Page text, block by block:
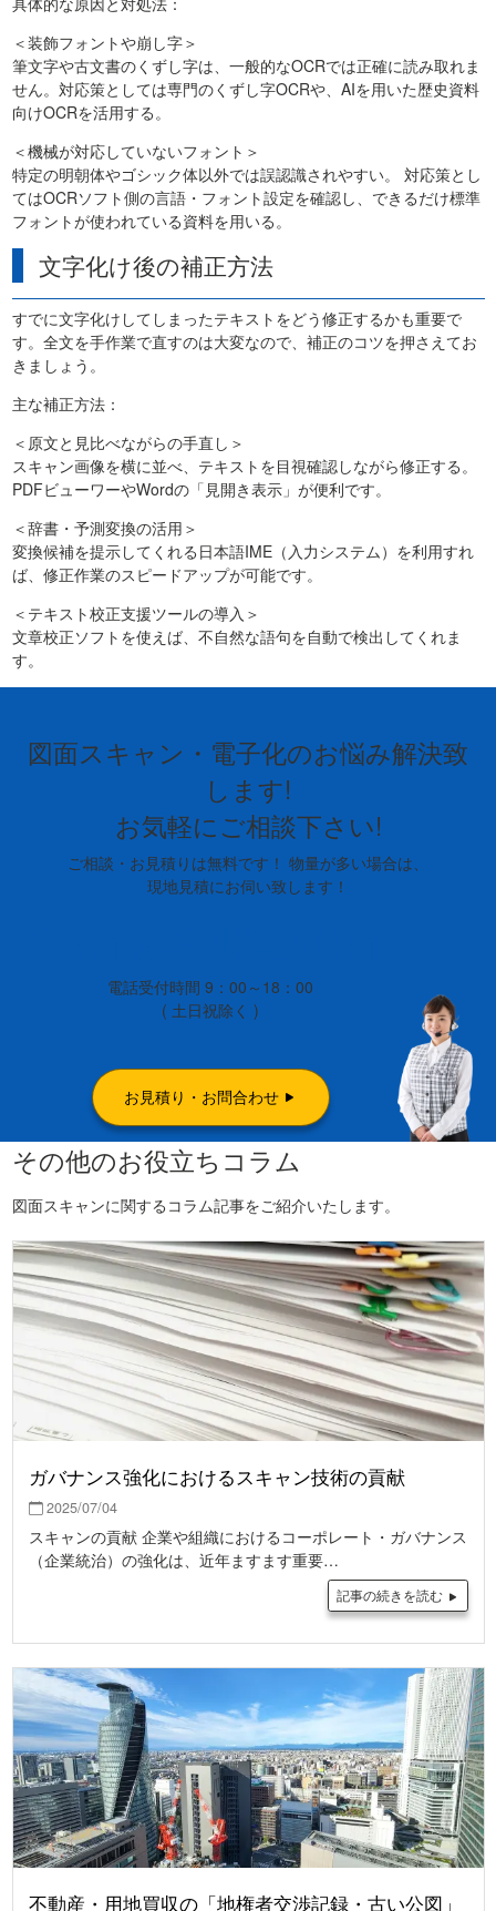
＜装飾フォントや崩し字＞
筆文字や古文書のくずし字は、一般的なOCRでは正確に読み取れま
せん。対応策としては専門のくずし字OCRや、AIを用いた歴史資料
向けOCRを活用する。
＜機械が対応していないフォント＞
特定の明朝体やゴシック体以外では誤認識されやすい。 対応策とし
てはOCRソフト側の言語・フォント設定を確認し、できるだけ標準
フォントが使われている資料を用いる。
文字化け後の補正方法
すでに文字化けしてしまったテキストをどう修正するかも重要で
す。全文を手作業で直すのは大変なので、補正のコツを押さえてお
きましょう。
主な補正方法：
＜原文と見比べながらの手直し＞
スキャン画像を横に並べ、テキストを目視確認しながら修正する。
PDFビューワーやWordの「見開き表示」が便利です。
＜辞書・予測変換の活用＞
変換候補を提示してくれる日本語IME（入力システム）を利用すれ
ば、修正作業のスピードアップが可能です。
＜テキスト校正支援ツールの導入＞
文章校正ソフトを使えば、不自然な語句を自動で検出してくれま
す。
図面スキャン・電子化のお悩み解決致
します!
お気軽にご相談下さい!
ご相談・お見積りは無料です！ 物量が多い場合は、
現地見積にお伺い致します！
電話受付時間 9：00～18：00
( 土日祝除く )
お見積り・お問合わせ
その他のお役立ちコラム
図面スキャンに関するコラム記事をご紹介いたします。
ガバナンス強化におけるスキャン技術の貢献
2025/07/04
スキャンの貢献 企業や組織におけるコーポレート・ガバナンス
（企業統治）の強化は、近年ますます重要…
記事の続きを読む
不動産・用地買収の「地権者交渉記録・古い公図」